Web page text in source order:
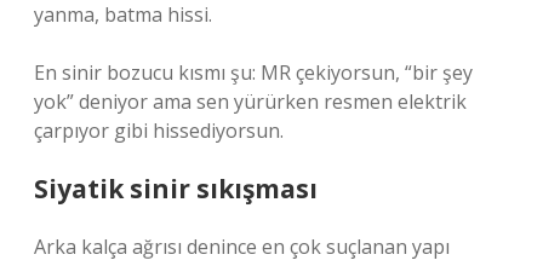
yanma, batma hissi.
En sinir bozucu kısmı şu: MR çekiyorsun, “bir şey
yok” deniyor ama sen yürürken resmen elektrik
çarpıyor gibi hissediyorsun.
Siyatik sinir sıkışması
Arka kalça ağrısı denince en çok suçlanan yapı